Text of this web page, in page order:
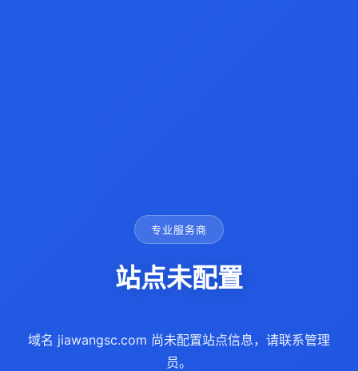
专业服务商
站点未配置
域名 jiawangsc.com 尚未配置站点信息，请联系管理
员。